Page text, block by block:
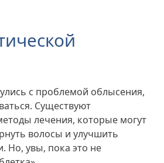
с проблемой облысения,
Существуют
лечения, которые могут
волосы и улучшить
Но, увы, пока это не